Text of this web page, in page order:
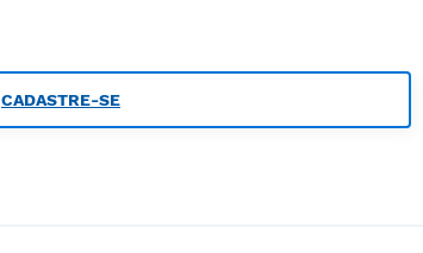
CADASTRE-SE